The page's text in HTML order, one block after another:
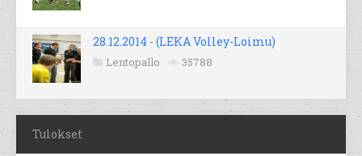
28.12.2014 - (LEKA Volley-Loimu)
Lentopallo 35788
Tulokset